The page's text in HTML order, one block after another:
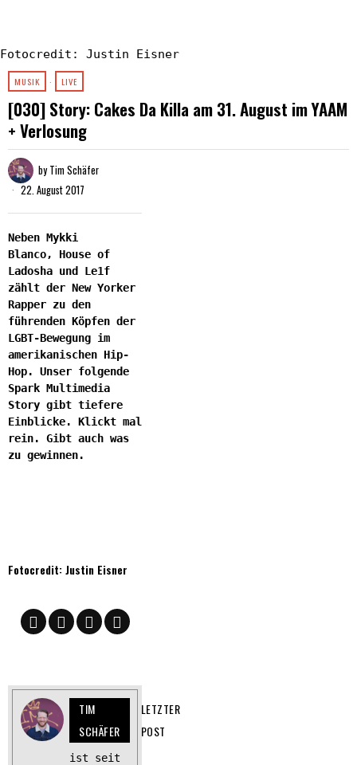
Fotocredit: Justin Eisner
MUSIK · LIVE
[030] Story: Cakes Da Killa am 31. August im YAAM
+ Verlosung
byTim Schäfer
22. August 2017
Neben Mykki
Blanco, House of
Ladosha und Le1f
zählt der New Yorker
Rapper zu den
führenden Köpfen der
LGBT-Bewegung im
amerikanischen Hip-
Hop. Unser folgende
Spark Multimedia
Story gibt tiefere
Einblicke. Klickt mal
rein. Gibt auch was
zu gewinnen.
Fotocredit: Justin Eisner
TIM
SCHÄFER
LETZTER
POST
ist seit